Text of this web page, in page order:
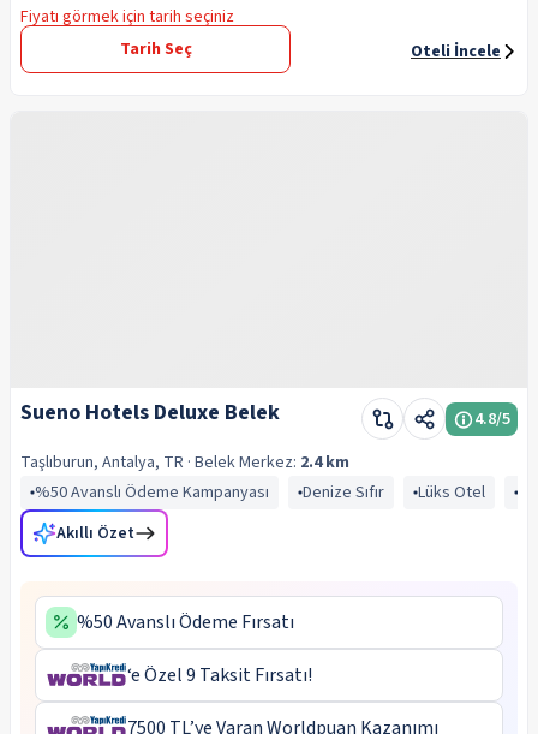
Fiyatı görmek için tarih seçiniz
Tarih Seç
Oteli İncele
Sueno Hotels Deluxe Belek 4.8/5
Taşlıburun, Antalya, TR · BelekMerkez: 2.4 km
%50 Avanslı Ödeme Kampanyası
Denize Sıfır Lüks Otel
Akıllı Özet
%50 Avanslı Ödeme Fırsatı
‘e Özel 9 Taksit Fırsatı!
7500 TL’ye Varan Worldpuan Kazanımı